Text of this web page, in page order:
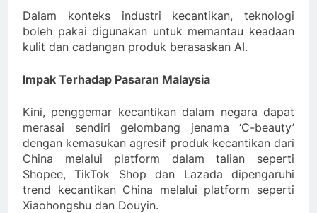
Dalam konteks industri kecantikan, teknologi
boleh pakai digunakan untuk memantau keadaan
kulit dan cadangan produk berasaskan AI.
Impak Terhadap Pasaran Malaysia
Kini, penggemar kecantikan dalam negara dapat
merasai sendiri gelombang jenama ‘C-beauty’
dengan kemasukan agresif produk kecantikan dari
China melalui platform dalam talian seperti
Shopee, TikTok Shop dan Lazada dipengaruhi
trend kecantikan China melalui platform seperti
Xiaohongshu dan Douyin.